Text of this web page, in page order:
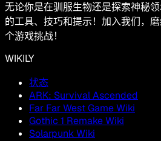
无论你是在驯服生物还是探索神秘
的工具、技巧和提示！加入我们，
个游戏挑战！
WIKILY
状态
ARK: Survival Ascended
Far Far West Game Wiki
Gothic 1 Remake Wiki
Solarpunk Wiki